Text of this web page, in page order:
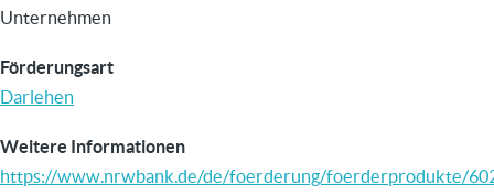
Unternehmen
Förderungsart
Darlehen
Weitere Informationen
https://www.nrwbank.de/de/foerderung/foerderprodukte/